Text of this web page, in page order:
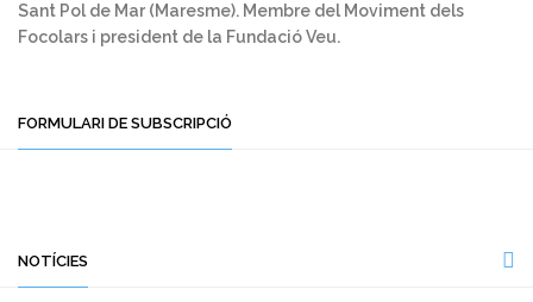
Sant Pol de Mar (Maresme). Membre del Moviment dels
Focolars i president de la Fundació Veu.
FORMULARI DE SUBSCRIPCIÓ
NOTÍCIES